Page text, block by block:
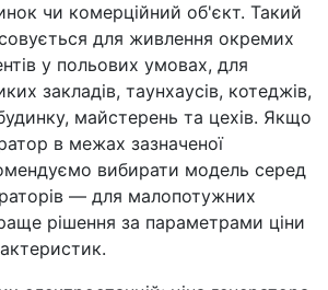
чи комерційний об'єкт. Такий
для живлення окремих
у польових умовах, для
закладів, таунхаусів, котеджів,
майстерень та цехів. Якщо
в межах зазначеної
вибирати модель серед
— для малопотужних
рішення за параметрами ціни